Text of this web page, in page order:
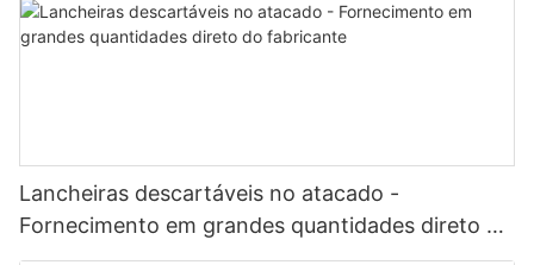
Lancheiras descartáveis ​​no atacado -
Fornecimento em grandes quantidades direto do
fabricante